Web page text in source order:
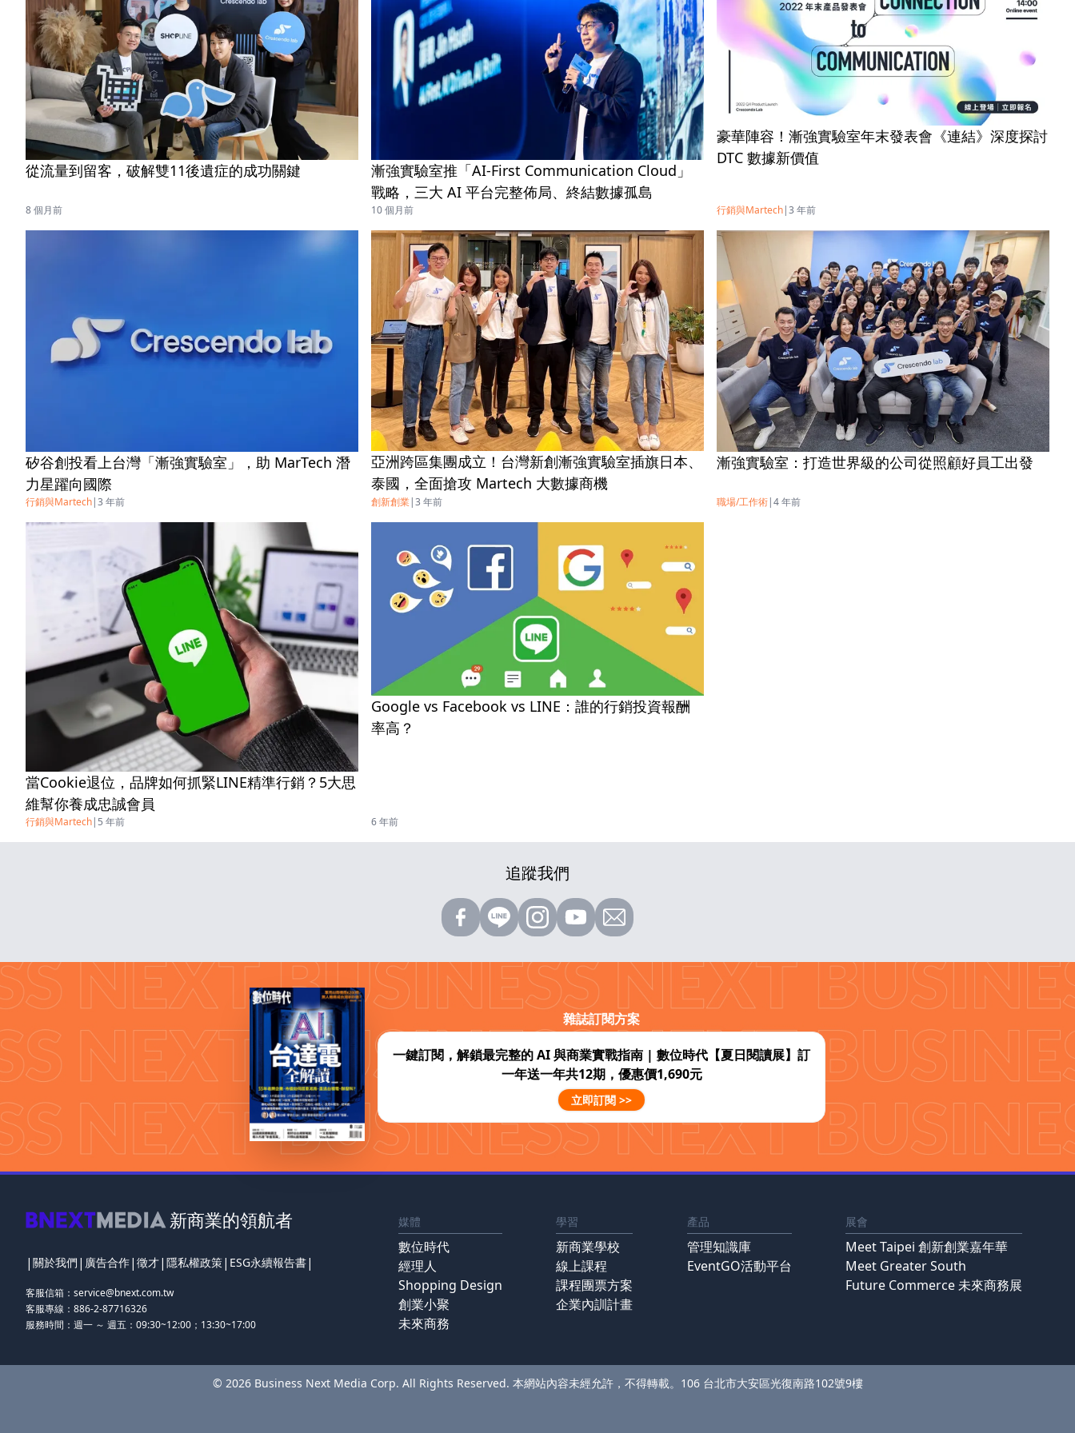
從流量到留客，破解雙11後遺症的成功關鍵
8 個月前
漸強實驗室推「AI-First Communication Cloud」
戰略，三大 AI 平台完整佈局、終結數據孤島
10 個月前
豪華陣容！漸強實驗室年末發表會《連結》深度探討
DTC 數據新價值
行銷與Martech|3 年前
矽谷創投看上台灣「漸強實驗室」，助 MarTech 潛
力星躍向國際
行銷與Martech|3 年前
亞洲跨區集團成立！台灣新創漸強實驗室插旗日本、
泰國，全面搶攻 Martech 大數據商機
創新創業|3 年前
漸強實驗室：打造世界級的公司從照顧好員工出發
職場/工作術|4 年前
當Cookie退位，品牌如何抓緊LINE精準行銷？5大思
維幫你養成忠誠會員
行銷與Martech| 5 年前
Google vs Facebook vs LINE：誰的行銷投資報酬
率高？
6 年前
追蹤我們
雜誌訂閱方案
一鍵訂閱，解鎖最完整的 AI 與商業實戰指南 | 數位時代【夏日閱讀展】訂
一年送一年共12期，優惠價1,690元
立即訂閱 >>
新商業的領航者
| 關於我們 | 廣告合作| 徵才| 隱私權政策| ESG永續報告書|
客服信箱： service@bnext.com.tw
客服專線：886-2-87716326
服務時間：週一 ～ 週五：09:30~12:00；13:30~17:00
媒體
數位時代
經理人
Shopping Design
創業小聚
未來商務
學習
新商業學校
線上課程
課程團票方案
企業內訓計畫
產品
管理知識庫
EventGO活動平台
展會
Meet Taipei 創新創業嘉年華
Meet Greater South
Future Commerce 未來商務展
© 2026 Business Next Media Corp. All Rights Reserved. 本網站內容未經允許，不得轉載。 106 台北市大安區光復南路102號9樓
X
掌握最新 AI 發展趨勢！
立即訂閱《數位時代》日報、《一天一
AI》圖解日報
訂閱即同意 巨思文化隱私權政策